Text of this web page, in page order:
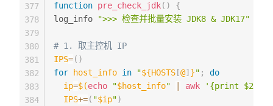
function pre_check_jdk( )
{
log_info
">>> 检查并批量安装 JDK8 & JDK17"
# 1. 取主控机 IP
IPS=( )
for
host_info in "${HOSTS [@] }" ;
do
ip=$(echo "$host_info" awk '{print $2}'
IPS+=( "$ip")
377
378
379
380
381
382
383
384